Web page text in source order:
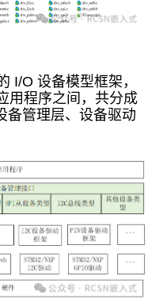
I/O 设备模型框架，
用程序之间，共分成
备管理层、设备驱动